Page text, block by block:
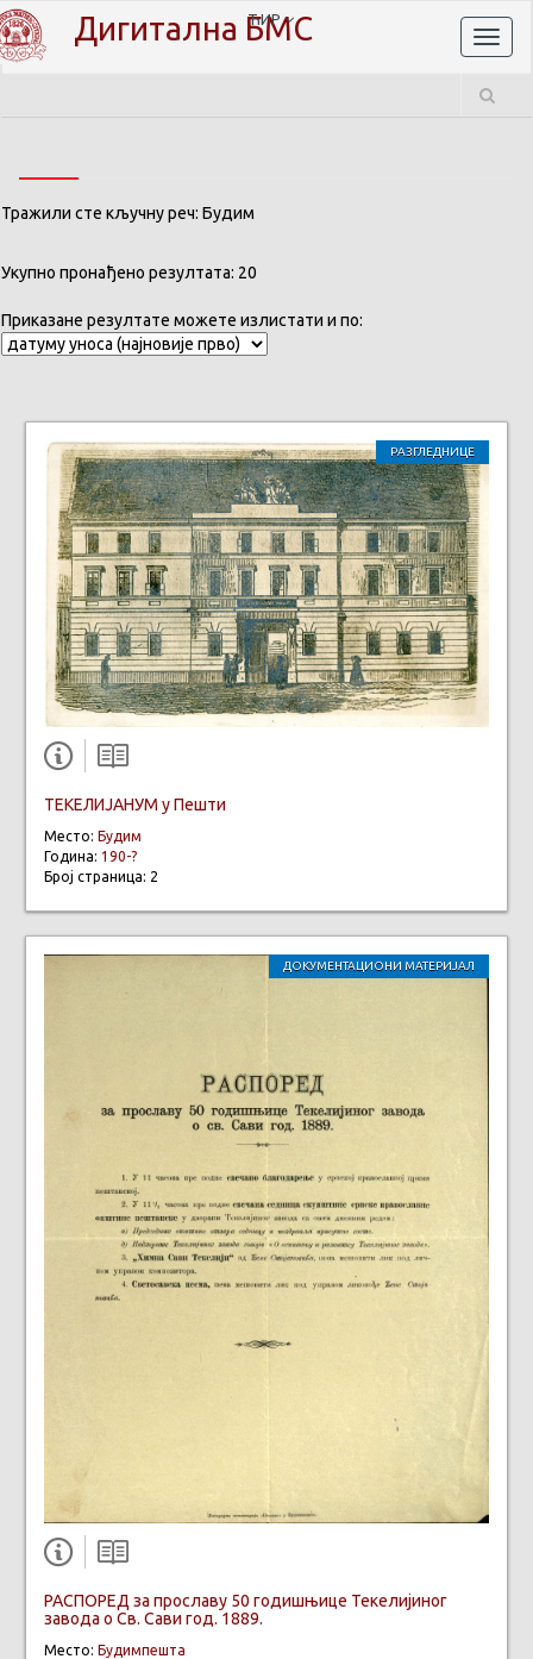
Дигитална БМС
ЋИР
Тражили сте кључну реч: Будим
Укупно пронађено резултата: 20
Приказане резултате можете излистати и по:
РАЗГЛЕДНИЦЕ
ТЕКЕЛИЈАНУМ у Пешти
Место: Будим
Година: 190-?
Број страница: 2
ДОКУМЕНТАЦИОНИ МАТЕРИЈАЛ
РАСПОРЕД за прославу 50 годишњице Текелијиног
завода о Св. Сави год. 1889.
Место: Будимпешта